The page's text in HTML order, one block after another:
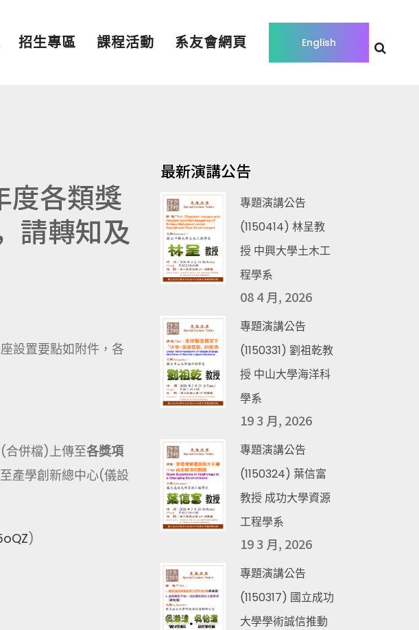
English
招生專區 課程活動 系友會網頁
度各類獎
請轉知及
設置要點如附件，各
合併檔)上傳至各獎項
產學創新總中心(儀設
)
最新演講公告
專題演講公告
(1150414) 林呈教
授 中興大學土木工
程學系
08 4 月, 2026
專題演講公告
(1150331) 劉祖乾教
授 中山大學海洋科
學系
19 3 月, 2026
專題演講公告
(1150324) 葉信富
教授 成功大學資源
工程學系
19 3 月, 2026
專題演講公告
(1150317) 國立成功
大學學術誠信推動